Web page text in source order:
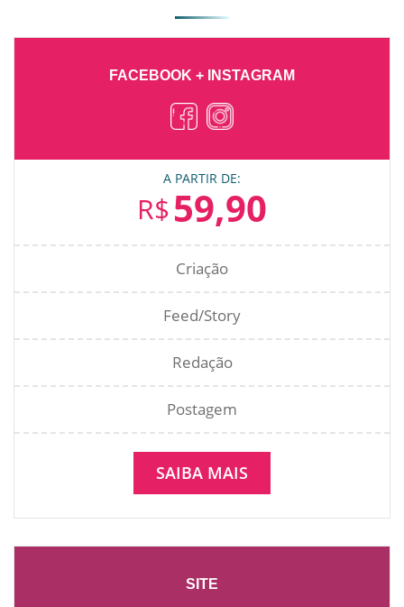
FACEBOOK + INSTAGRAM
A PARTIR DE:
R$59,90
Criação
Feed/Story
Redação
Postagem
SAIBA MAIS
SITE